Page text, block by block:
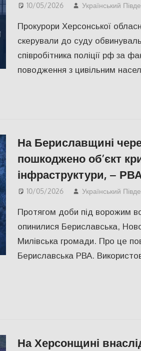
10/05/2026 Український
Прокурори Херсонської
скерували до суду
співробітника поліції рф за
поводження з цивільним
На Бериславщині
пошкоджено об’єкт
інфраструктури, –
10/05/2026 Український
Протягом доби під ворожим
опинилися Бериславська,
Милівська громади. Про це
Бериславська РВА.
На Херсонщині